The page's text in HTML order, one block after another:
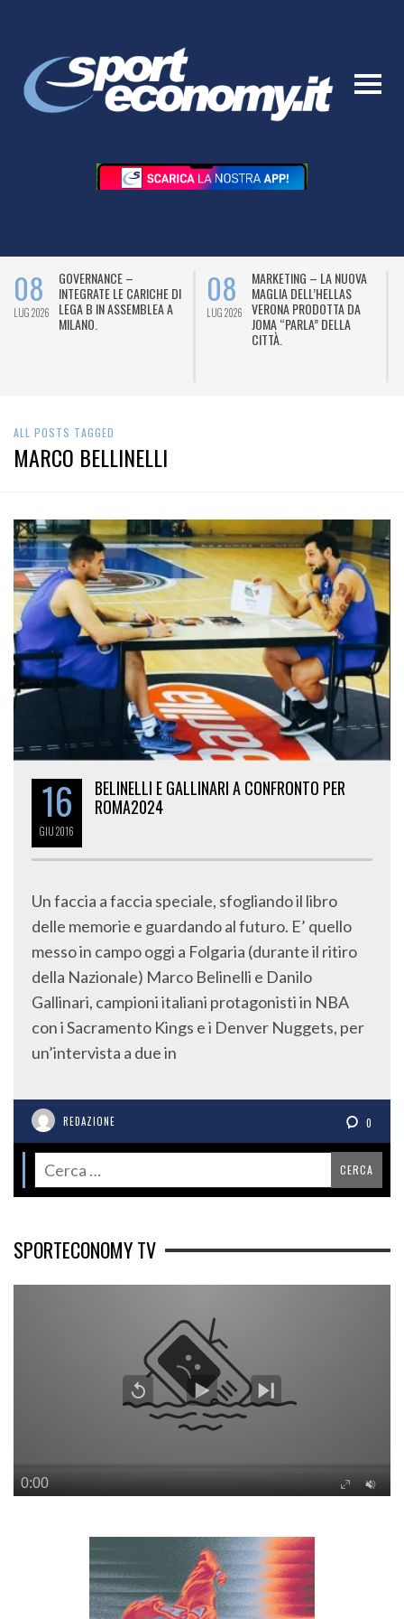
08
LUG 2026
GOVERNANCE –
INTEGRATE LE CARICHE DI
LEGA B IN ASSEMBLEA A
MILANO.
08
LUG 2026
MARKETING – LA NUOVA
MAGLIA DELL’HELLAS
VERONA PRODOTTA DA
JOMA “PARLA” DELLA
CITTÀ.
ALL POSTS TAGGED
MARCO BELLINELLI
16
GIU2016
BELINELLI E GALLINARI A CONFRONTO PER
ROMA2024
Un faccia a faccia speciale, sfogliando il libro
delle memorie e guardando al futuro. E’ quello
messo in campo oggi a Folgaria (durante il ritiro
della Nazionale) Marco Belinelli e Danilo
Gallinari, campioni italiani protagonisti in NBA
con i Sacramento Kings e i Denver Nuggets, per
un’intervista a due in
REDAZIONE 0
SPORTECONOMY TV